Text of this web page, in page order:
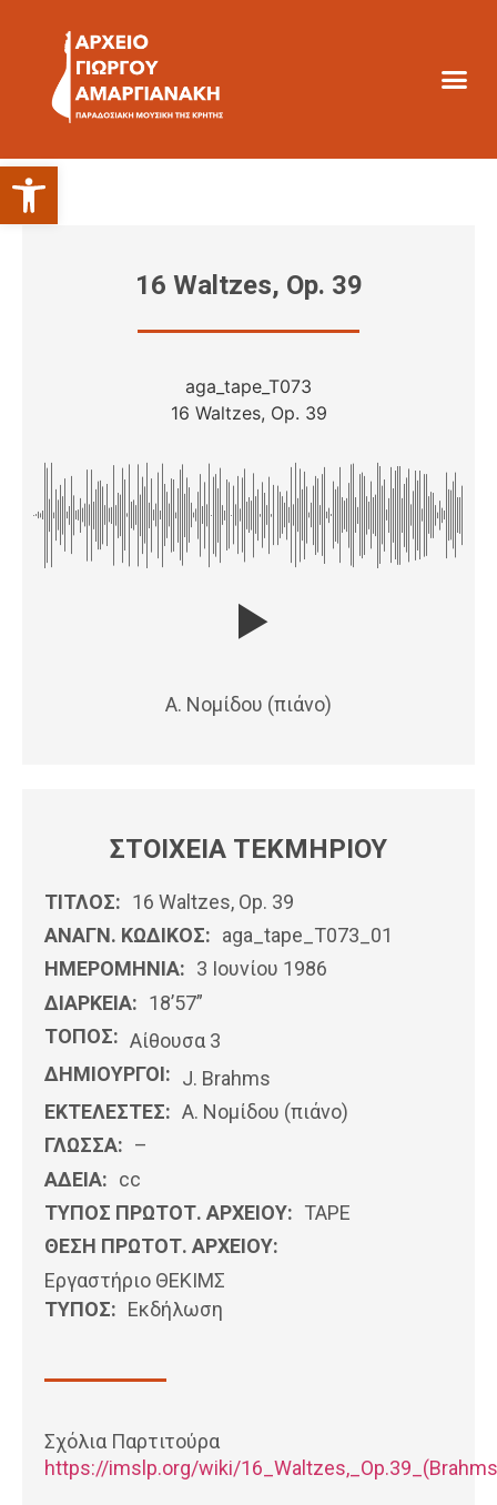
Ανοίξτε τη γραμμή εργαλείων
16 Waltzes, Op. 39
aga_tape_T073
16 Waltzes, Op. 39
Α. Νομίδου (πιάνο)
ΣΤΟΙΧΕΙΑ ΤΕΚΜΗΡΙΟΥ
ΤΙΤΛΟΣ: 16 Waltzes, Op. 39
ΑΝΑΓΝ. ΚΩΔΙΚΟΣ: aga_tape_T073_01
ΗΜΕΡΟΜΗΝΊΑ: 3 Ιουνίου 1986
ΔΙΑΡΚΕΙΑ: 18’57”
ΤΟΠΟΣ: Αίθουσα 3
ΔΗΜΙΟΥΡΓΟΙ: J. Brahms
ΕΚΤΕΛΕΣΤΕΣ: Α. Νομίδου (πιάνο)
ΓΛΩΣΣΑ: –
ΑΔΕΙΑ: cc
ΤΥΠΟΣ ΠΡΩΤΟΤ. ΑΡΧΕΙΟΥ: ΤΑΡΕ
ΘΕΣΗ ΠΡΩΤΟΤ. ΑΡΧΕΙΟΥ:
Εργαστήριο ΘΕΚΙΜΣ
ΤΥΠΟΣ: Εκδήλωση
Σχόλια Παρτιτούρα
https://imslp.org/wiki/